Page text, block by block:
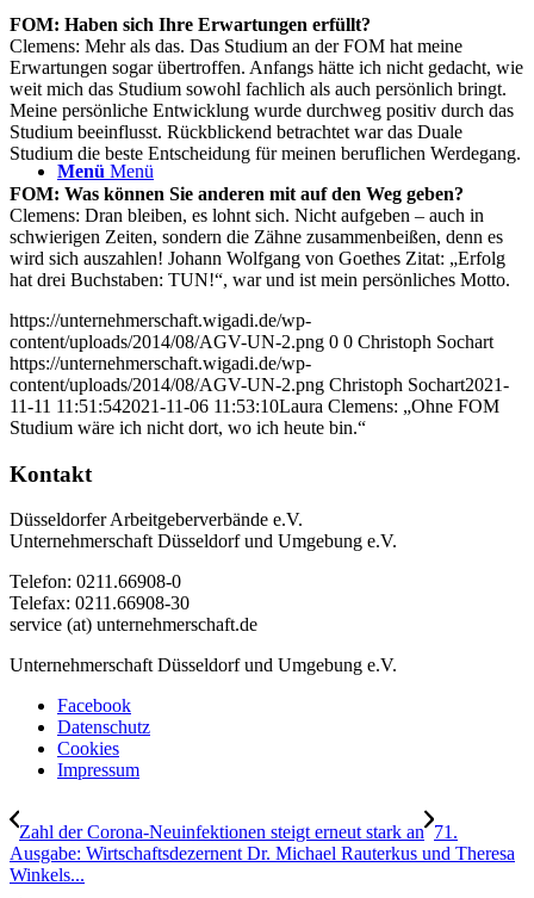
Menü Menü
FOM: Haben sich Ihre Erwartungen erfüllt?
Clemens: Mehr als das. Das Studium an der FOM hat meine
Erwartungen sogar übertroffen. Anfangs hätte ich nicht gedacht, wie
weit mich das Studium sowohl fachlich als auch persönlich bringt.
Meine persönliche Entwicklung wurde durchweg positiv durch das
Studium beeinflusst. Rückblickend betrachtet war das Duale
Studium die beste Entscheidung für meinen beruflichen Werdegang.
FOM: Was können Sie anderen mit auf den Weg geben?
Clemens: Dran bleiben, es lohnt sich. Nicht aufgeben – auch in
schwierigen Zeiten, sondern die Zähne zusammenbeißen, denn es
wird sich auszahlen! Johann Wolfgang von Goethes Zitat: „Erfolg
hat drei Buchstaben: TUN!“, war und ist mein persönliches Motto.
https://unternehmerschaft.wigadi.de/wp-
content/uploads/2014/08/AGV-UN-2.png 0 0 Christoph Sochart
https://unternehmerschaft.wigadi.de/wp-
content/uploads/2014/08/AGV-UN-2.png Christoph Sochart2021-
11-11 11:51:542021-11-06 11:53:10Laura Clemens: „Ohne FOM
Studium wäre ich nicht dort, wo ich heute bin.“
Kontakt
Düsseldorfer Arbeitgeberverbände e.V.
Unternehmerschaft Düsseldorf und Umgebung e.V.
Telefon: 0211.66908-0
Telefax: 0211.66908-30
service (at) unternehmerschaft.de
Unternehmerschaft Düsseldorf und Umgebung e.V.
Facebook
Datenschutz
Cookies
Impressum
Zahl der Corona-Neuinfektionen steigt erneut stark an 71.
Ausgabe: Wirtschaftsdezernent Dr. Michael Rauterkus und Theresa
Winkels...